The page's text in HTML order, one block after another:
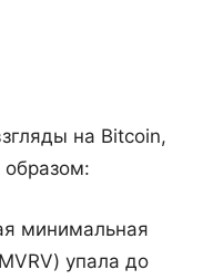
на Bitcoin,
минимальная
упала до